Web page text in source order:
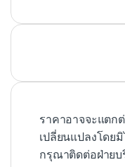
ราคาอาจจะแตก
เปลี่ยนแปลงโดย
กรุณาติดต่อฝ่ายบ